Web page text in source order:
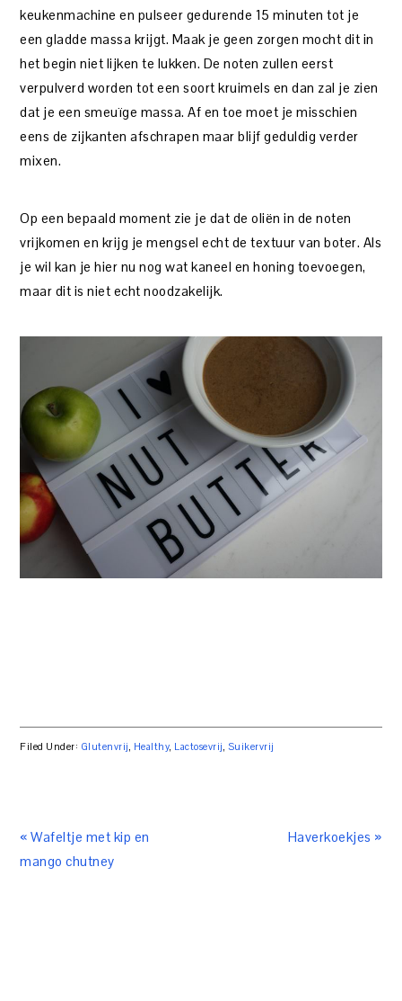
keukenmachine en pulseer gedurende 15 minuten tot je
een gladde massa krijgt. Maak je geen zorgen mocht dit in
het begin niet lijken te lukken. De noten zullen eerst
verpulverd worden tot een soort kruimels en dan zal je zien
dat je een smeuïge massa. Af en toe moet je misschien
eens de zijkanten afschrapen maar blijf geduldig verder
mixen.
Op een bepaald moment zie je dat de oliën in de noten
vrijkomen en krijg je mengsel echt de textuur van boter. Als
je wil kan je hier nu nog wat kaneel en honing toevoegen,
maar dit is niet echt noodzakelijk.
Filed Under: Glutenvrij Healthy Lactosevrij Suikervrij
« Wafeltje met kip en
mango chutney
Haverkoekjes »